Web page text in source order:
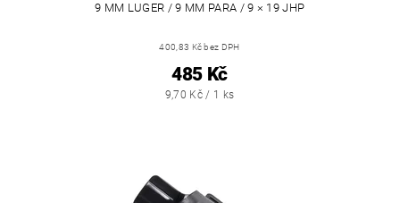
9 MM LUGER / 9 MM PARA / 9 × 19 JHP
400,83 Kč bez DPH
485 Kč
9,70 Kč / 1 ks